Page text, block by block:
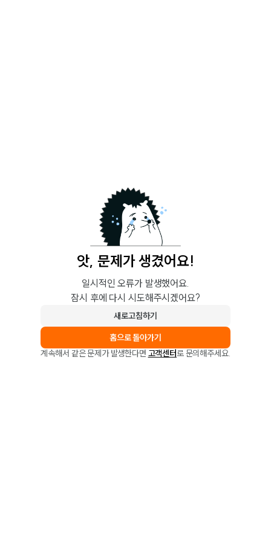
앗, 문제가 생겼어요!
일시적인 오류가 발생했어요.
잠시 후에 다시 시도해주시겠어요?
새로고침하기
홈으로 돌아가기
계속해서 같은 문제가 발생한다면 고객센터로 문의해주세요.